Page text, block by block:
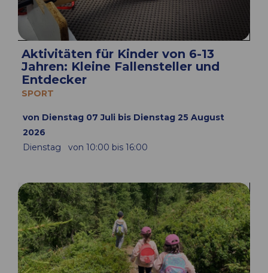
Aktivitäten für Kinder von 6-13
Jahren: Kleine Fallensteller und
Entdecker
SPORT
von Dienstag 07 Juli bis Dienstag 25 August
2026
Dienstag
von 10:00 bis 16:00